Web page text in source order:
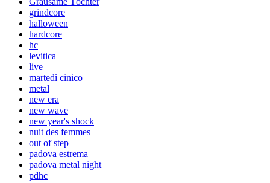
grindcore
halloween
hardcore
hc
levitica
live
martedì cinico
metal
new era
new wave
new year's shock
nuit des femmes
out of step
padova estrema
padova metal night
pdhc